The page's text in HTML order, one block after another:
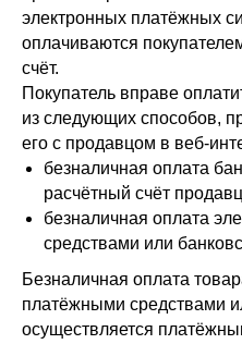
электронных платёжных
оплачиваются
счёт.
Покупатель вправе
из следующих способов,
его с продавцом в веб-
безналичная оплата
расчётный счёт
безналичная оплата
средствами или
Безналичная оплата
платёжными средствами
осуществляется